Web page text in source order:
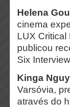
Helena
cinema
LUX
publicou
Six
Kinga
Varsóvia,
através do